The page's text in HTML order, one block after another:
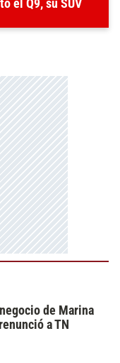
el Q9, su SUV
de Marina
a TN